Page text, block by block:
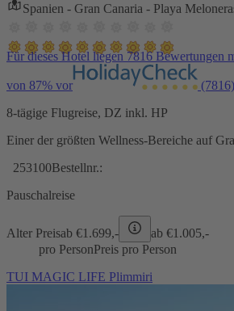
Spanien - Gran Canaria - Playa
Für dieses Hotel liegen 7816 Bewertungen
von 87% vor (7816)
8-tägige Flugreise, DZ inkl. HP
Einer der größten Wellness-Bereiche auf
253100Bestellnr.:
Pauschalreise
Alter Preisab €1.699,- ab €1.005,-
pro PersonPreis pro Person
TUI MAGIC LIFE Plimmiri